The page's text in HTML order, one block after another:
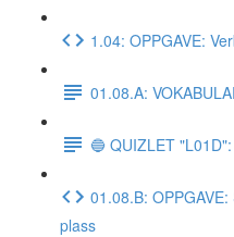
1.04: OPPGAVE:
01.08.A:
🔵 QUIZLET
01.08.B:
plass